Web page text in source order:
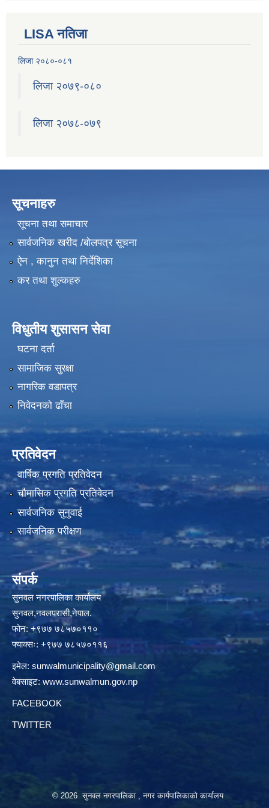
LISA नतिजा
लिजा २०८०-०८१
लिजा २०७९-०८०
लिजा २०७८-०७९
सूचनाहरु
सूचना तथा समाचार
सार्वजनिक खरीद /बोलपत्र सूचना
ऐन , कानुन तथा निर्देशिका
कर तथा शुल्कहरु
विधुतीय शुसासन सेवा
घटना दर्ता
सामाजिक सुरक्षा
नागरिक वडापत्र
निवेदनको ढाँचा
प्रतिवेदन
वार्षिक प्रगति प्रतिवेदन
चौमासिक प्रगति प्रतिवेदन
सार्वजनिक सुनुवाई
सार्वजनिक परीक्षण
संपर्क
सुनवल नगरपालिका कार्यालय
सुनवल,नवलपरासी,नेपाल.
फोन: +९७७ ७८५७०११०
फ्याक्सः: +९७७ ७८५७०११६
इमेल: sunwalmunicipality@gmail.com
वेबसाइट: www.sunwalmun.gov.np
FACEBOOK
TWITTER
© 2026 सुनवल नगरपालिका , नगर कार्यपालिकाको कार्यालय